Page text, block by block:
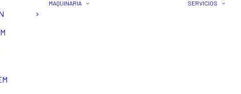
MAQUINARIA SERVICIOS